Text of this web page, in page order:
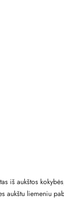
iš aukštos
aukštu liemeniu